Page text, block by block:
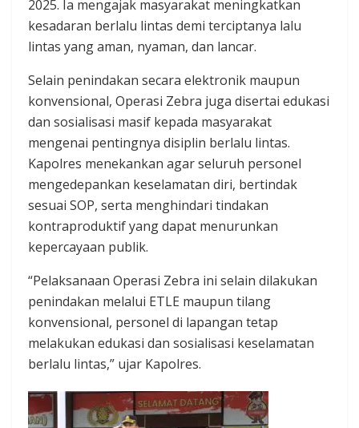
2025. Ia mengajak masyarakat meningkatkan
kesadaran berlalu lintas demi terciptanya lalu
lintas yang aman, nyaman, dan lancar.
Selain penindakan secara elektronik maupun
konvensional, Operasi Zebra juga disertai edukasi
dan sosialisasi masif kepada masyarakat
mengenai pentingnya disiplin berlalu lintas.
Kapolres menekankan agar seluruh personel
mengedepankan keselamatan diri, bertindak
sesuai SOP, serta menghindari tindakan
kontraproduktif yang dapat menurunkan
kepercayaan publik.
“Pelaksanaan Operasi Zebra ini selain dilakukan
penindakan melalui ETLE maupun tilang
konvensional, personel di lapangan tetap
melakukan edukasi dan sosialisasi keselamatan
berlalu lintas,” ujar Kapolres.